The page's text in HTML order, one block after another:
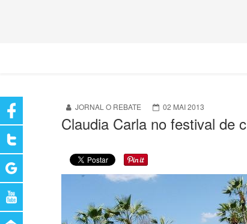
JORNAL O REBATE 02 MAI 2013
Claudia Carla no festival de